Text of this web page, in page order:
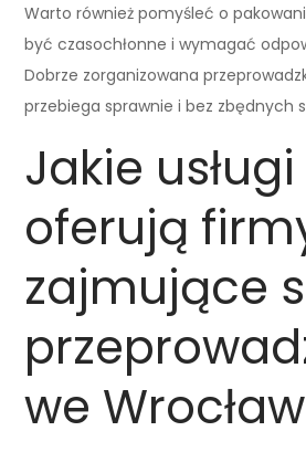
Warto również pomyśleć o
być czasochłonne i wymagać
Dobrze zorganizowana
przebiega sprawnie i bez zbędnych
Jakie usługi
oferują
zajmujące
we